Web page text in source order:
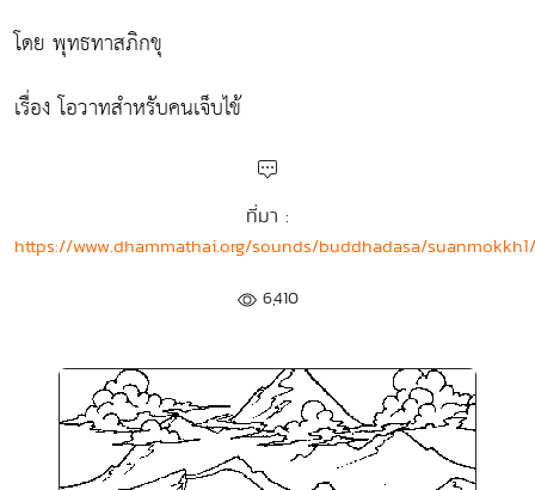
โดย พุทธทาสภิกขุ
เรื่อง โอวาทสำหรับคนเจ็บไข้
ที่มา :
https://www.dhammathai.org/sounds/buddhadasa/
6,410